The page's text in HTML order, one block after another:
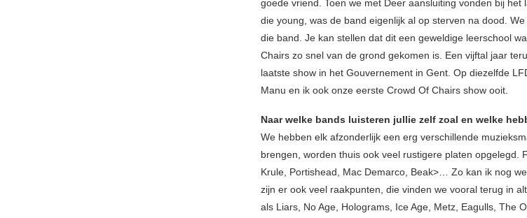
goede vriend. Toen we met Deer aansluiting vonden bij
die young, was de band eigenlijk al op sterven na dood.
die band. Je kan stellen dat dit een geweldige leerschool
Chairs zo snel van de grond gekomen is. Een vijftal jaar
laatste show in het Gouvernement in Gent. Op diezelfde
Manu en ik ook onze eerste Crowd Of Chairs show ooit.
Naar welke bands luisteren jullie zelf zoal en welke
We hebben elk afzonderlijk een erg verschillende
brengen, worden thuis ook veel rustigere platen opgelegd.
Krule, Portishead, Mac Demarco, Beak>… Zo kan ik nog
zijn er ook veel raakpunten, die vinden we vooral terug in
als Liars, No Age, Holograms, Ice Age, Metz, Eagulls, The